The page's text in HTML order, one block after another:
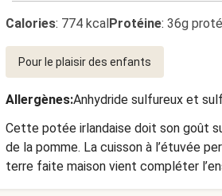
Calories: 774 kcalProtéine: 36g
Pour le plaisir des enfants
Allergènes:Anhydride sulfureux et
Cette potée irlandaise doit son goût
de la pomme. La cuisson à l’étuvée
terre faite maison vient compléter